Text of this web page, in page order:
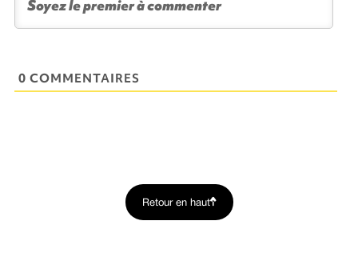
0 COMMENTAIRES
Retour en haut